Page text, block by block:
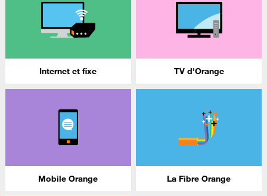
Internet et fixe TV d'Orange
Mobile Orange La Fibre Orange